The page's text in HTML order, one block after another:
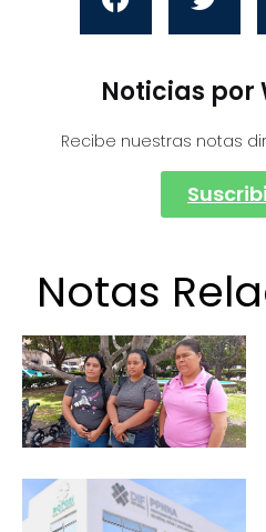
Noticias por
Recibe nuestras notas
Notas